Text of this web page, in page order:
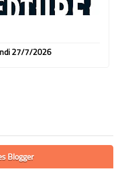
27/7/2026
Blogger